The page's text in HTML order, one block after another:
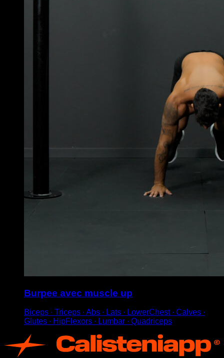
Burpee avec muscle up
Biceps ∙ Triceps ∙ Abs ∙ Lats ∙ LowerChest ∙ Calves ∙
Glutes ∙ HipFlexors ∙ Lumbar ∙ Quadriceps